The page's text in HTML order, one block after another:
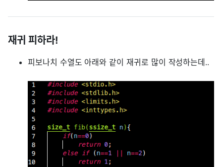
재귀 피하라!
피보나치 수열도 아래와 같이 재귀로 많이 작성하는데..